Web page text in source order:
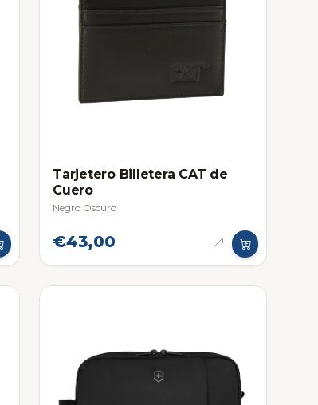
Tarjetero Billetera CAT de
Cuero
Negro Oscuro
€43,00